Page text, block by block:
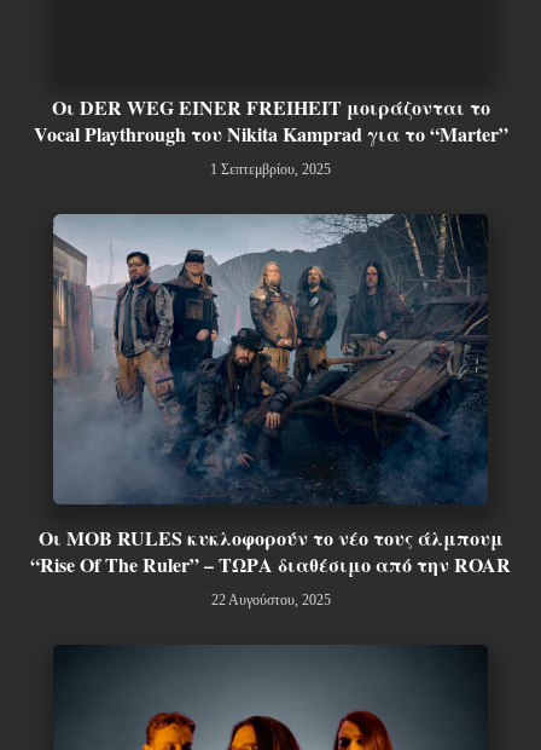
Οι DER WEG EINER FREIHEIT μοιράζονται το
Vocal Playthrough του Nikita Kamprad για το “Marter”
1 Σεπτεμβρίου, 2025
Οι MOB RULES κυκλοφορούν το νέο τους άλμπουμ
“Rise Of The Ruler” – ΤΩΡΑ διαθέσιμο από την ROAR
22 Αυγούστου, 2025